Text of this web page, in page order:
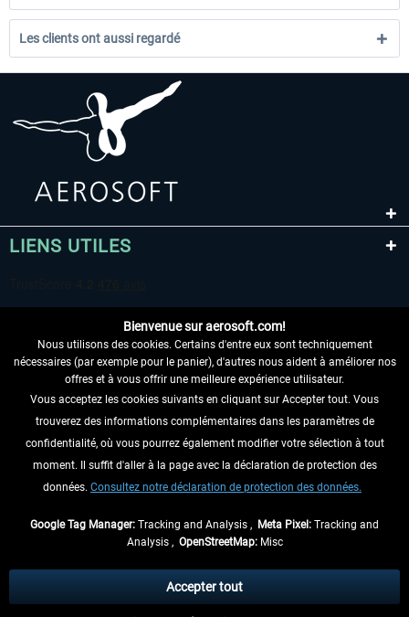
Les clients ont aussi regardé
LIENS UTILES
RENONCER AU CONTRAT ICI
INFORMATIONS
NE MANQUEZ PAS LES DERNIÈRES
échéant, frais de remboursement, si aucune description contraire.
** S'applique aux envois vers l'Allemagne. Pour les autres pays, veuillez
Bienvenue sur aerosoft.com!
Nous utilisons des cookies. Certains d'entre eux sont techniquement
nécessaires (par exemple pour le panier), d'autres nous aident à améliorer nos
offres et à vous offrir une meilleure expérience utilisateur.
Vous acceptez les cookies suivants en cliquant sur Accepter tout. Vous
trouverez des informations complémentaires dans les paramètres de
confidentialité, où vous pourrez également modifier votre sélection à tout
moment. Il suffit d'aller à la page avec la déclaration de protection des
données. Consultez notre déclaration de protection des données.
Google Tag Manager: Tracking and Analysis , Meta Pixel: Tracking and
Analysis , OpenStreetMap:Misc
Accepter tout